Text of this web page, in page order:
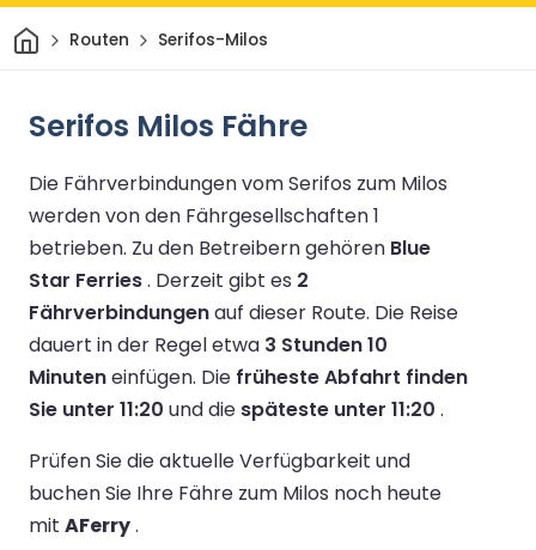
HeimRouten Serifos-Milos
Serifos Milos Fähre
Die Fährverbindungen vom Serifos zum Milos
werden von den Fährgesellschaften 1
betrieben. Zu den Betreibern gehören Blue
Star Ferries. Derzeit gibt es 2
Fährverbindungenauf dieser Route. Die Reise
dauert in der Regel etwa 3 Stunden 10
Minuteneinfügen. Die früheste Abfahrt finden
Sie unter 11:20 und die späteste unter 11:20 .
Prüfen Sie die aktuelle Verfügbarkeit und
buchen Sie Ihre Fähre zum Milos noch heute
mit AFerry.